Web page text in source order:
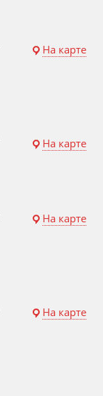
На карте
На карте
На карте
На карте